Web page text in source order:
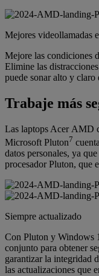
Mejores videollamadas
Mejore las condiciones
Elimine las
puede sonar alto y claro
Trabaje más
Las laptops Acer AMD
Microsoft Pluton7
datos personales, ya
procesador Pluton, que
Siempre actualizado
Con Pluton y Windows
conjunto para obtener
garantizar la integridad
las actualizaciones que